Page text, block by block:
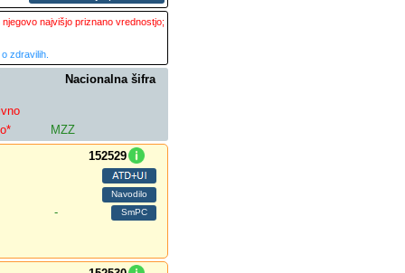
najvišjo priznano vrednostjo;
zdravilih.
Nacionalna šifra
MZZ
152529
-